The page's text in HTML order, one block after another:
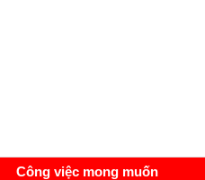
Công việc mong muốn